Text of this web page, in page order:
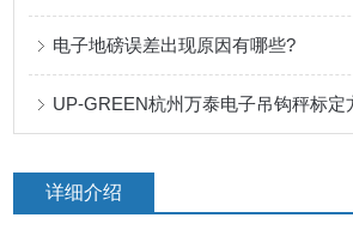
电子地磅误差出现原因有哪些?
UP-GREEN杭州万泰电子吊钩秤标定
详细介绍